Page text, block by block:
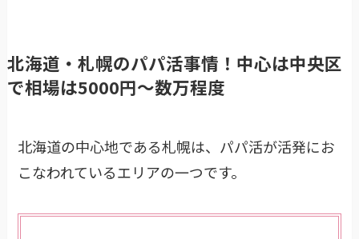
北海道・札幌のパパ活事情！中心は中央区
で相場は5000円〜数万程度
北海道の中心地である札幌は、パパ活が活発にお
こなわれているエリアの一つです。